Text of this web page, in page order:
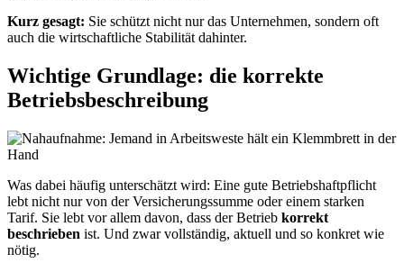
Kurz gesagt: Sie schützt nicht nur das Unternehmen, sondern oft
auch die wirtschaftliche Stabilität dahinter.
Wichtige Grundlage: die korrekte
Betriebsbeschreibung
Was dabei häufig unterschätzt wird: Eine gute Betriebshaftpflicht
lebt nicht nur von der Versicherungssumme oder einem starken
Tarif. Sie lebt vor allem davon, dass der Betrieb korrekt
beschrieben ist. Und zwar vollständig, aktuell und so konkret wie
nötig.